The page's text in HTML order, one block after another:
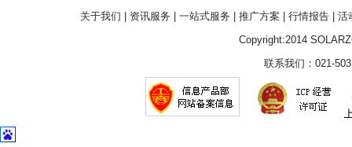
关于我们 资讯服务 一站式服务 推广方案 行情报告| 活
Copyright:2014
联系我们：021-